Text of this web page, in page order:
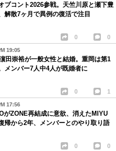
ブコント2026参戦。天竺川原と瀬下豊
解散7ヶ月で異例の復活で注目
0 0
19:05
田崇裕が一般女性と結婚。重岡は第1
メンバー7人中4人が既婚者に
0 1
17:56
がZONE再結成に意欲、消えたMIYU
帰から2年、メンバーとのやり取り語
0 0